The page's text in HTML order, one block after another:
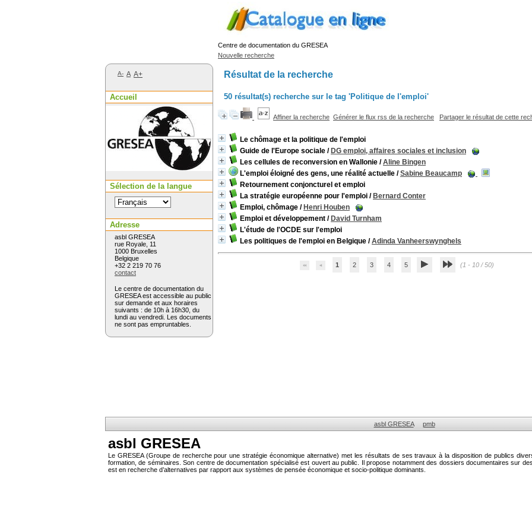
Centre de documentation du GRESEA
Nouvelle recherche
Résultat de la recherche
50 résultat(s) recherche sur le tag 'Politique de l'emploi'
Affiner la recherche Générer le flux rss de la recherche Partager le résultat de cette
Le chômage et la politique de l'emploi
Guide de l'Europe sociale / DG emploi, affaires sociales et inclusion
Les cellules de reconversion en Wallonie /Aline Bingen
L'emploi éloigné des gens, une réalité actuelle /Sabine Beaucamp
Retournement conjoncturel et emploi
La stratégie européenne pour l'emploi / Bernard Conter
Emploi, chômage / Henri Houben
Emploi et développement / David Turnham
L'étude de l'OCDE sur l'emploi
Les politiques de l'emploi en Belgique /Adinda Vanheerswynghels
1 2 3 4 5 (1 - 10 / 50)
asbl GRESEA pmb
asbl GRESEA
Le GRESEA (Groupe de recherche pour une stratégie économique alternative) met les résultats de ses travaux à la disposition de publics
formation, de séminaires. Son centre de documentation spécialisé est ouvert au public. Il propose notamment des dossiers documentaires sur
est en recherche d’alternatives par rapport aux systèmes de pensée économique et socio-politique dominants.
A- A A+
Accueil
Sélection de la langue
Adresse
asbl GRESEA
rue Royale, 11
1000 Bruxelles
Belgique
+32 2 219 70 76
contact
Le centre de documentation du
GRESEA est accessible au public
sur demande et aux horaires
suivants : de 10h à 16h30, du
lundi au vendredi. Les documents
ne sont pas empruntables.